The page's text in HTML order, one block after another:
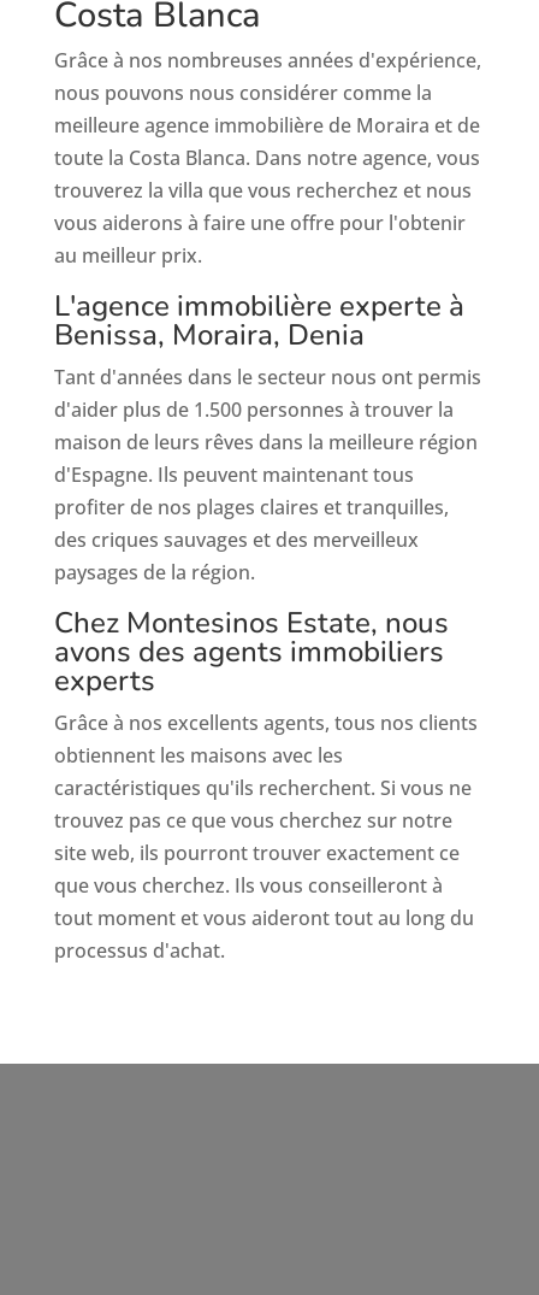
Costa Blanca
Grâce à nos nombreuses années d'expérience,
nous pouvons nous considérer comme la
meilleure agence immobilière de Moraira et de
toute la Costa Blanca. Dans notre agence, vous
trouverez la villa que vous recherchez et nous
vous aiderons à faire une offre pour l'obtenir
au meilleur prix.
L'agence immobilière experte à
Benissa, Moraira, Denia
Tant d'années dans le secteur nous ont permis
d'aider plus de 1.500 personnes à trouver la
maison de leurs rêves dans la meilleure région
d'Espagne. Ils peuvent maintenant tous
profiter de nos plages claires et tranquilles,
des criques sauvages et des merveilleux
paysages de la région.
Chez Montesinos Estate, nous
avons des agents immobiliers
experts
Grâce à nos excellents agents, tous nos clients
obtiennent les maisons avec les
caractéristiques qu'ils recherchent. Si vous ne
trouvez pas ce que vous cherchez sur notre
site web, ils pourront trouver exactement ce
que vous cherchez. Ils vous conseilleront à
tout moment et vous aideront tout au long du
processus d'achat.